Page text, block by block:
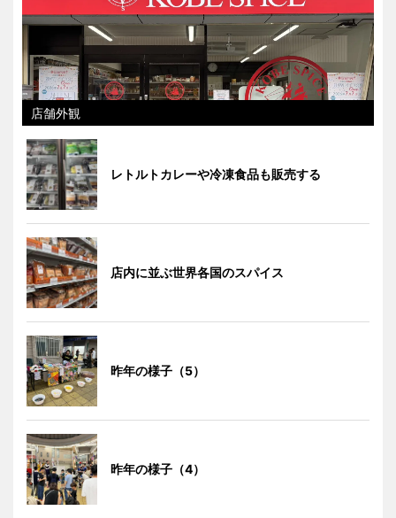
店舗外観
レトルトカレーや冷凍食品も販売する
店内に並ぶ世界各国のスパイス
昨年の様子（5）
昨年の様子（4）